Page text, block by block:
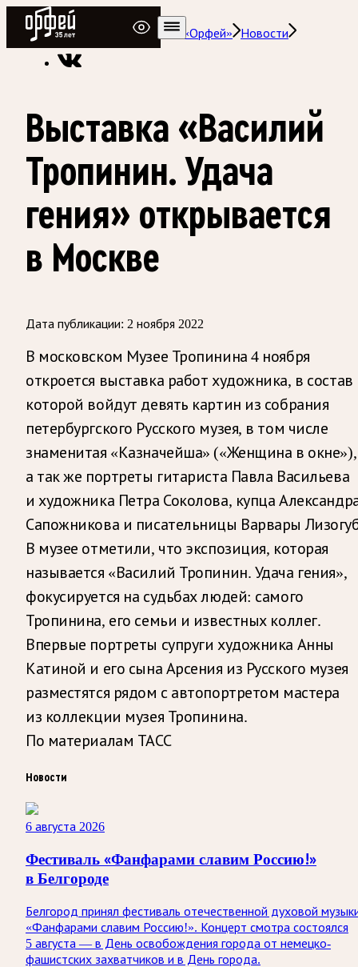
Радио Орфей
Радио классической музыки «Орфей»
Новости
Выставка «Василий
Тропинин. Удача
гения» открывается
в Москве
Дата публикации: 2 ноября 2022
В московском Музее Тропинина 4 ноября
откроется выставка работ художника, в состав
которой войдут девять картин из собрания
петербургского Русского музея, в том числе
знаменитая «Казначейша» («Женщина в окне»),
а так же портреты гитариста Павла Васильева
и художника Петра Соколова, купца
Сапожникова и писательницы Варвары
В музее отметили, что экспозиция, которая
называется «Василий Тропинин. Удача гения»,
фокусируется на судьбах людей: самого
Тропинина, его семьи и известных коллег.
Впервые портреты супруги художника Анны
Катиной и его сына Арсения из Русского музея
разместятся рядом с автопортретом мастера
из коллекции музея Тропинина.
По материалам ТАСС
Новости
6 августа 2026
Фестиваль «Фанфарами славим Россию!»
в Белгороде
Белгород принял фестиваль отечественной духовой
«Фанфарами славим Россию!». Концерт смотра состоялся
5 августа — в День освобождения города от немецко-
фашистских захватчиков и в День города.